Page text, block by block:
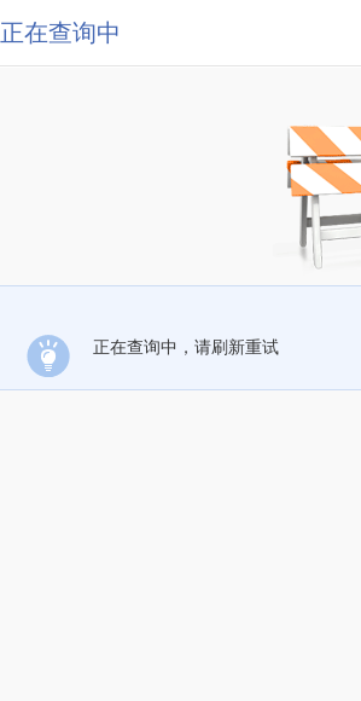
正在查询中
正在查询中，请刷新重试